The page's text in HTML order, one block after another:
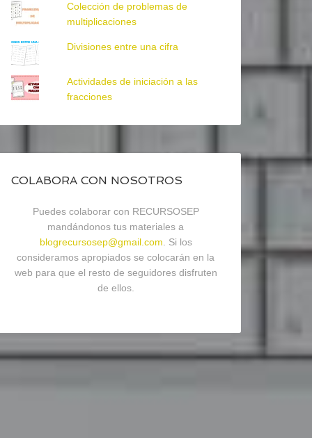
Colección de problemas de
multiplicaciones
Divisiones entre una cifra
Actividades de iniciación a las
fracciones
COLABORA CON NOSOTROS
Puedes colaborar con RECURSOSEP
mandándonos tus materiales a
blogrecursosep@gmail.com . Si los
consideramos apropiados se colocarán en la
web para que el resto de seguidores disfruten
de ellos.